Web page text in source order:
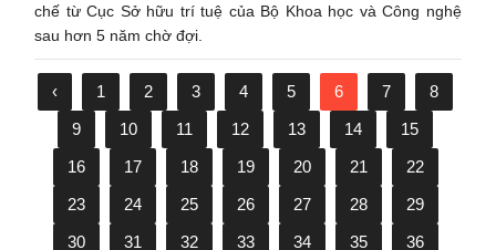
chế từ Cục Sở hữu trí tuệ của Bộ Khoa học và Công nghệ
sau hơn 5 năm chờ đợi.
‹ 1 2 3 4 5 6 7
8
9
10 11 12 13 14
15
16
17 18 19 20 21
22
23
24 25 26 27 28
29
30
31 32 33 34 35
36